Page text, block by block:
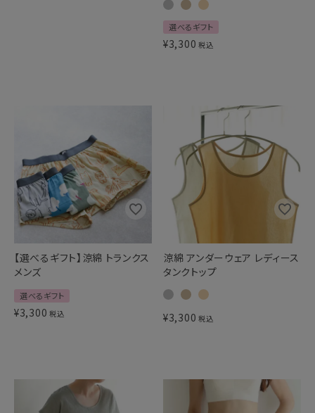
選べるギフト
¥3,300 税込
【選べるギフト】涼綿 トランクス
メンズ
選べるギフト
¥3,300 税込
涼綿 アンダーウェア レディース
タンクトップ
¥3,300 税込